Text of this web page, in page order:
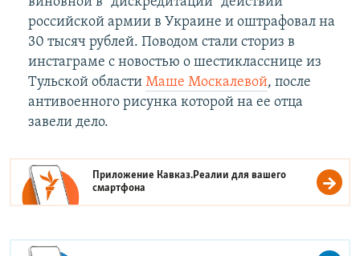
российской армии в Украине и оштрафовал на
30 тысяч рублей. Поводом стали сториз в
инстаграме с новостью о шестикласснице из
Тульской области Маше Москалевой, после
антивоенного рисунка которой на ее отца
завели дело.
Приложение Кавказ.Реалии для вашего
смартфона